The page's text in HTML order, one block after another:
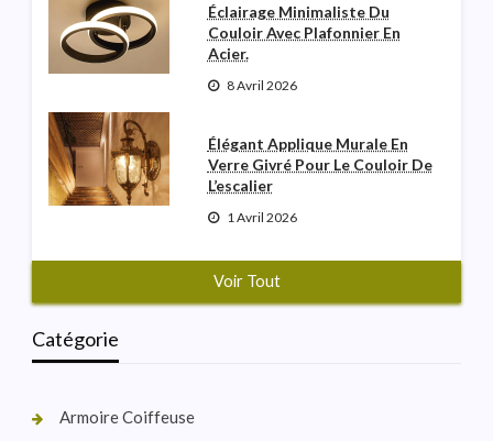
Éclairage Minimaliste Du
Couloir Avec Plafonnier En
Acier.
8 Avril 2026
Élégant Applique Murale En
Verre Givré Pour Le Couloir De
L’escalier
1 Avril 2026
Voir Tout
Catégorie
Armoire Coiffeuse